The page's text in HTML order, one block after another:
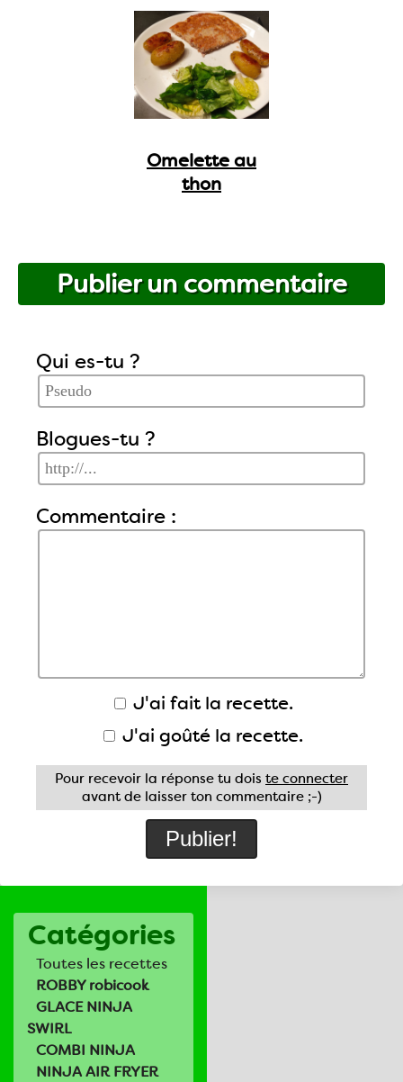
Catégories
Toutes les recettes
ROBBY robicook
GLACE NINJA
SWIRL
COMBI NINJA
NINJA AIR FRYER
Omelette au
thon
Publier un commentaire
Qui es-tu ?
Blogues-tu ?
Commentaire :
J'ai fait la recette.
J'ai goûté la recette.
Pour recevoir la réponse tu dois te connecter
avant de laisser ton commentaire ;-)